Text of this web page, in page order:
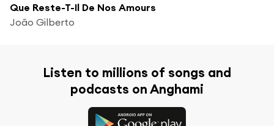
Que Reste-T-Il De Nos Amours
João Gilberto
Listen to millions of songs and
podcasts on Anghami